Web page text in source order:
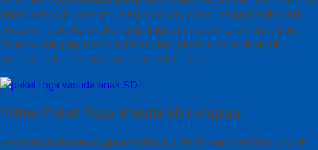
dalam sesi dokumentasi. Hasil foto dan video menjadi lebih indah,
seragam, serta layak dikenang hingga bertahun-tahun kemudian.
Toga wisuda juga meningkatkan rasa percaya diri anak untuk
melangkah ke jenjang pendidikan selanjutnya.
Pilihan Paket Toga Wisuda SD Lengkap
Sebagai produsen toga wisuda SD, kami menghadirkan produk